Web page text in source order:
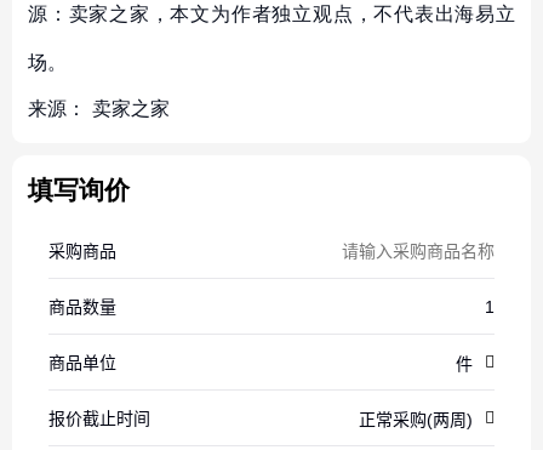
源：卖家之家，本文为作者独立观点，不代表出海易立
场。
来源： 卖家之家
填写询价